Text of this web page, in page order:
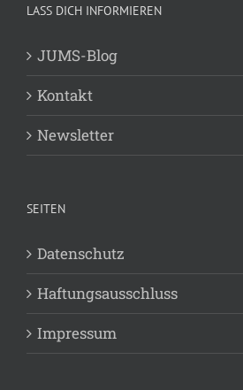
LASS DICH INFORMIEREN
JUMS-Blog
Kontakt
Newsletter
SEITEN
Datenschutz
Haftungsausschluss
Impressum